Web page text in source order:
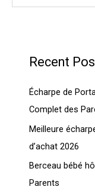
Recent
Écharpe de
Complet des
Meilleure
d’achat 2026
Berceau bébé
Parents